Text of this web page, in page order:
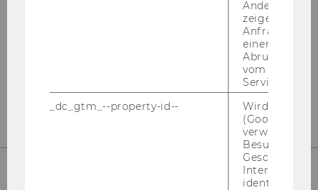
Andere
zeigen Opt-
Anfrage im
einen Fehler
Abrufen
vom AMP
Service an.
_dc_gtm_--property-id--
Wird von
(Google Tag
verwendet,
Besucher
Geschlecht
Interessen zu
identifizieren.